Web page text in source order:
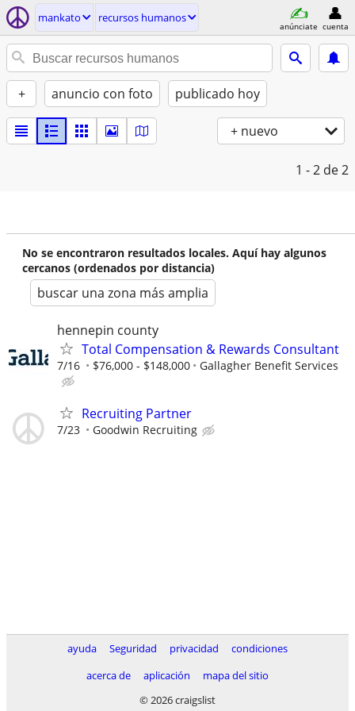
mankato recursos humanos
anúnciate cuenta
+ anuncio con foto publicado hoy
+ nuevo
1 - 2 de 2
No se encontraron resultados locales. Aquí hay algunos
cercanos (ordenados por distancia)
buscar una zona más amplia
hennepin county
Total Compensation & Rewards Consultant
7/16 $76,000 - $148,000 Gallagher Benefit Services
Recruiting Partner
7/23 Goodwin Recruiting
ayuda Seguridad privacidad
condiciones
acerca de
aplicación
mapa del sitio
© 2026 craigslist